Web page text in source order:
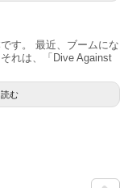
す。 最近、ブームにな
れは、「Dive Against
む